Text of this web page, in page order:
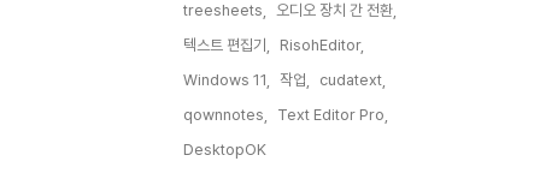
treesheets,
오디오 장치 간 전환,
텍스트 편집기,
RisohEditor,
Windows 11,
작업,
cudatext,
qownnotes,
Text Editor Pro,
DesktopOK,